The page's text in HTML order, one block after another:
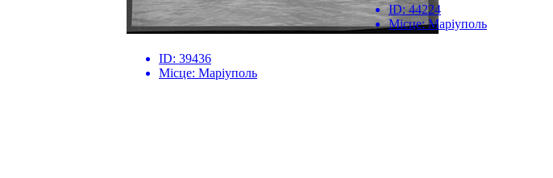
ID: 39436
Місце: Маріуполь
ID:44224
Місце:Маріуполь